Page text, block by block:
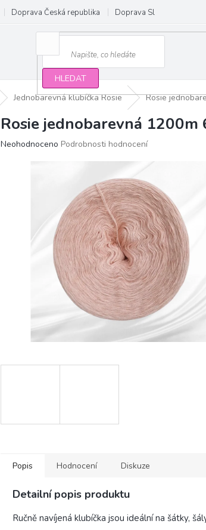
Doprava Česká republika Doprava Slovensko a EU
HLEDAT
Jednobarevná klubíčka Rosie Rosie
Rosie jednobarevná
Průměrné
Neohodnoceno Podrobnosti hodnocení
Popis Hodnocení Diskuze
Detailní popis produktu
Ručně navíjená klubíčka jsou ideální na šátky,